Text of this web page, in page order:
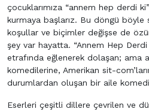
çocuklarımıza “annem hep derdi
kurmaya başlarız. Bu döngü böyle
koşullar ve biçimler değişse de
şey var hayatta. “Annem Hep
etrafında eğlenerek dolaşan; ama
komedilerine, Amerikan sit-
durumlardan oluşan bir aile
Eserleri çeşitli dillere çevrilen ve